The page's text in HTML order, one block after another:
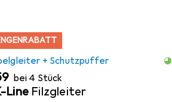
+ Schutzpuffer
bei 4 Stück
Line Filzgleiter